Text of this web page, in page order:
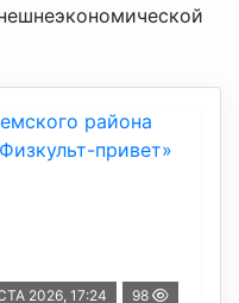
2026, 17:24 98